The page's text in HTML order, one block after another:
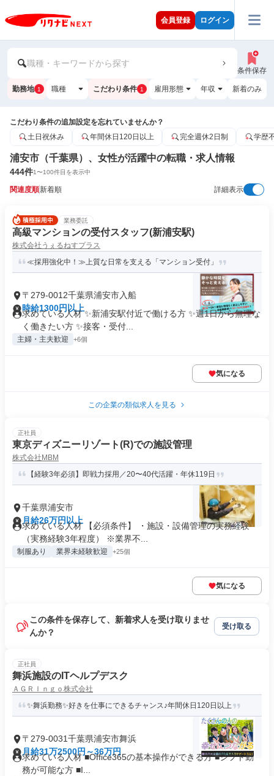
会員登録 ログイン
職種・キーワードから探す
条件保存
勤務地 1 職種 こだわり条件 1 雇用形態 年収 新着のみ
こだわり条件の追加設定を忘れていませんか？
土日祝休み
年間休日120日以上 完全週休2日制 学歴
浦安市（千葉県）、女性が活躍中の転職・求人情報
444件1〜100件目を表示中
関連度順新着順 詳細表示
業務委託
高級マンションの受付スタッフ(新浦安駅)
株式会社うぇるねすプラス
≪採用強化中！≫上質な日常を支える「マンション受付」
〒279-0012千葉県浦安市入船
時給1300円以上
求めている人材 ✨新浦安駅付近で働ける方 ✨週1日から無理な
く働きたい方 ✨接客・受付...
主婦・主夫歓迎 +6個
気になる
この企業の類似求人を見る
正社員
東京ディズニーリゾート(R)での施設管理
株式会社MBM
【経験3年必須】即戦力採用／20〜40代活躍・年休119日
千葉県浦安市
月給26万円以上
求めている人材 【必須条件】 ・施設・設備管理の実務経験
（実務経験3年程度） ※業界不...
制服あり 業界未経験歓迎 +25個
気になる
この条件を保存して、新着求人を受け取りませ
んか？
受け取る
正社員
舞浜施設のITヘルプデスク
ＡＧＲＩｎｇｏ株式会社
✨舞浜勤務✨好きを仕事にできるチャンス♪年間休日120日以上
〒279-0031千葉県浦安市舞浜
月給31万2500円～36万円
求めている人材 ■Office365の基本操作ができる方 ■シフト勤
務が可能な方 ■I...